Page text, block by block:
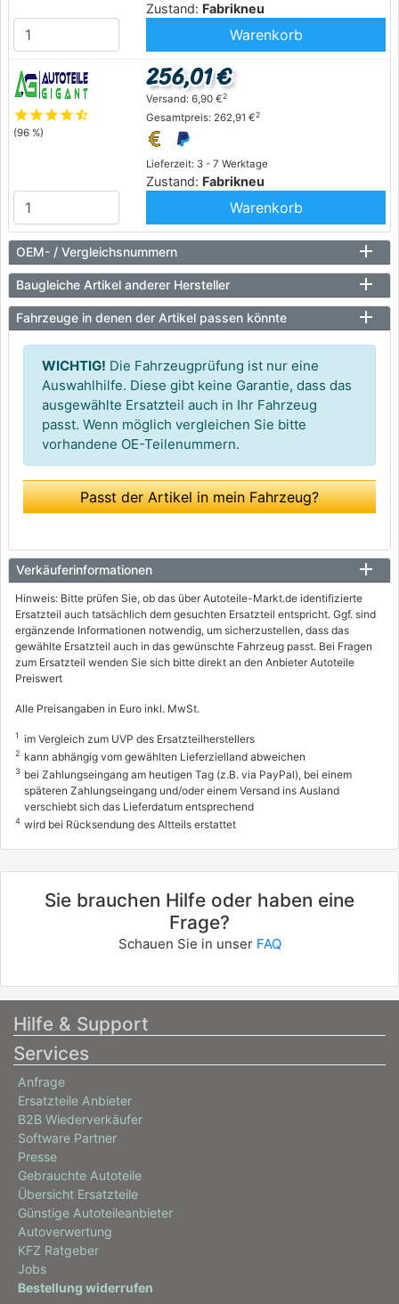
Zustand: Fabrikneu
Warenkorb
starstarstarstarstar_half
(96 %)
Lieferzeit: 3 - 7 Werktage
Zustand: Fabrikneu
256,01 €
Versand: 6,90 €2
Gesamtpreis: 262,91 €2
Warenkorb
OEM- / Vergleichsnummern
Baugleiche Artikel anderer Hersteller
Fahrzeuge in denen der Artikel passen könnte
WICHTIG! Die Fahrzeugprüfung ist nur eine
Auswahlhilfe. Diese gibt keine Garantie, dass das
ausgewählte Ersatzteil auch in Ihr Fahrzeug
passt. Wenn möglich vergleichen Sie bitte
vorhandene OE-Teilenummern.
Passt der Artikel in mein Fahrzeug?
Verkäuferinformationen
Hinweis: Bitte prüfen Sie, ob das über Autoteile-Markt.de identifizierte
Ersatzteil auch tatsächlich dem gesuchten Ersatzteil entspricht. Ggf. sind
ergänzende Informationen notwendig, um sicherzustellen, dass das
gewählte Ersatzteil auch in das gewünschte Fahrzeug passt. Bei Fragen
zum Ersatzteil wenden Sie sich bitte direkt an den Anbieter Autoteile
Preiswert
Alle Preisangaben in Euro inkl. MwSt.
1 im Vergleich zum UVP des Ersatzteilherstellers
2 kann abhängig vom gewählten Lieferzielland abweichen
3 bei Zahlungseingang am heutigen Tag (z.B. via PayPal), bei einem
späteren Zahlungseingang und/oder einem Versand ins Ausland
verschiebt sich das Lieferdatum entsprechend
4 wird bei Rücksendung des Altteils erstattet
Sie brauchen Hilfe oder haben eine
Frage?
Schauen Sie in unser FAQ
Hilfe & Support
Services
Anfrage
Ersatzteile Anbieter
B2B Wiederverkäufer
Software Partner
Presse
Gebrauchte Autoteile
Übersicht Ersatzteile
Günstige Autoteileanbieter
Autoverwertung
KFZ Ratgeber
Jobs
Bestellung widerrufen